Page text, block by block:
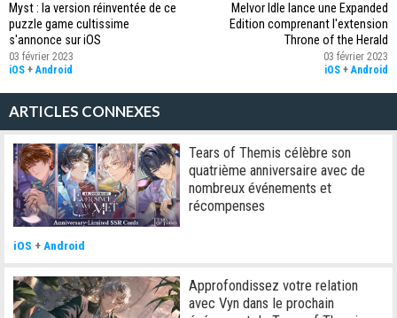
Myst : la version réinventée de ce
puzzle game cultissime
s'annonce sur iOS
03 février 2023
iOS +Android
Melvor Idle lance une Expanded
Edition comprenant l'extension
Throne of the Herald
03 février 2023
iOS +Android
ARTICLES CONNEXES
Tears of Themis célèbre son
quatrième anniversaire avec de
nombreux événements et
récompenses
iOS +Android
Approfondissez votre relation
avec Vyn dans le prochain